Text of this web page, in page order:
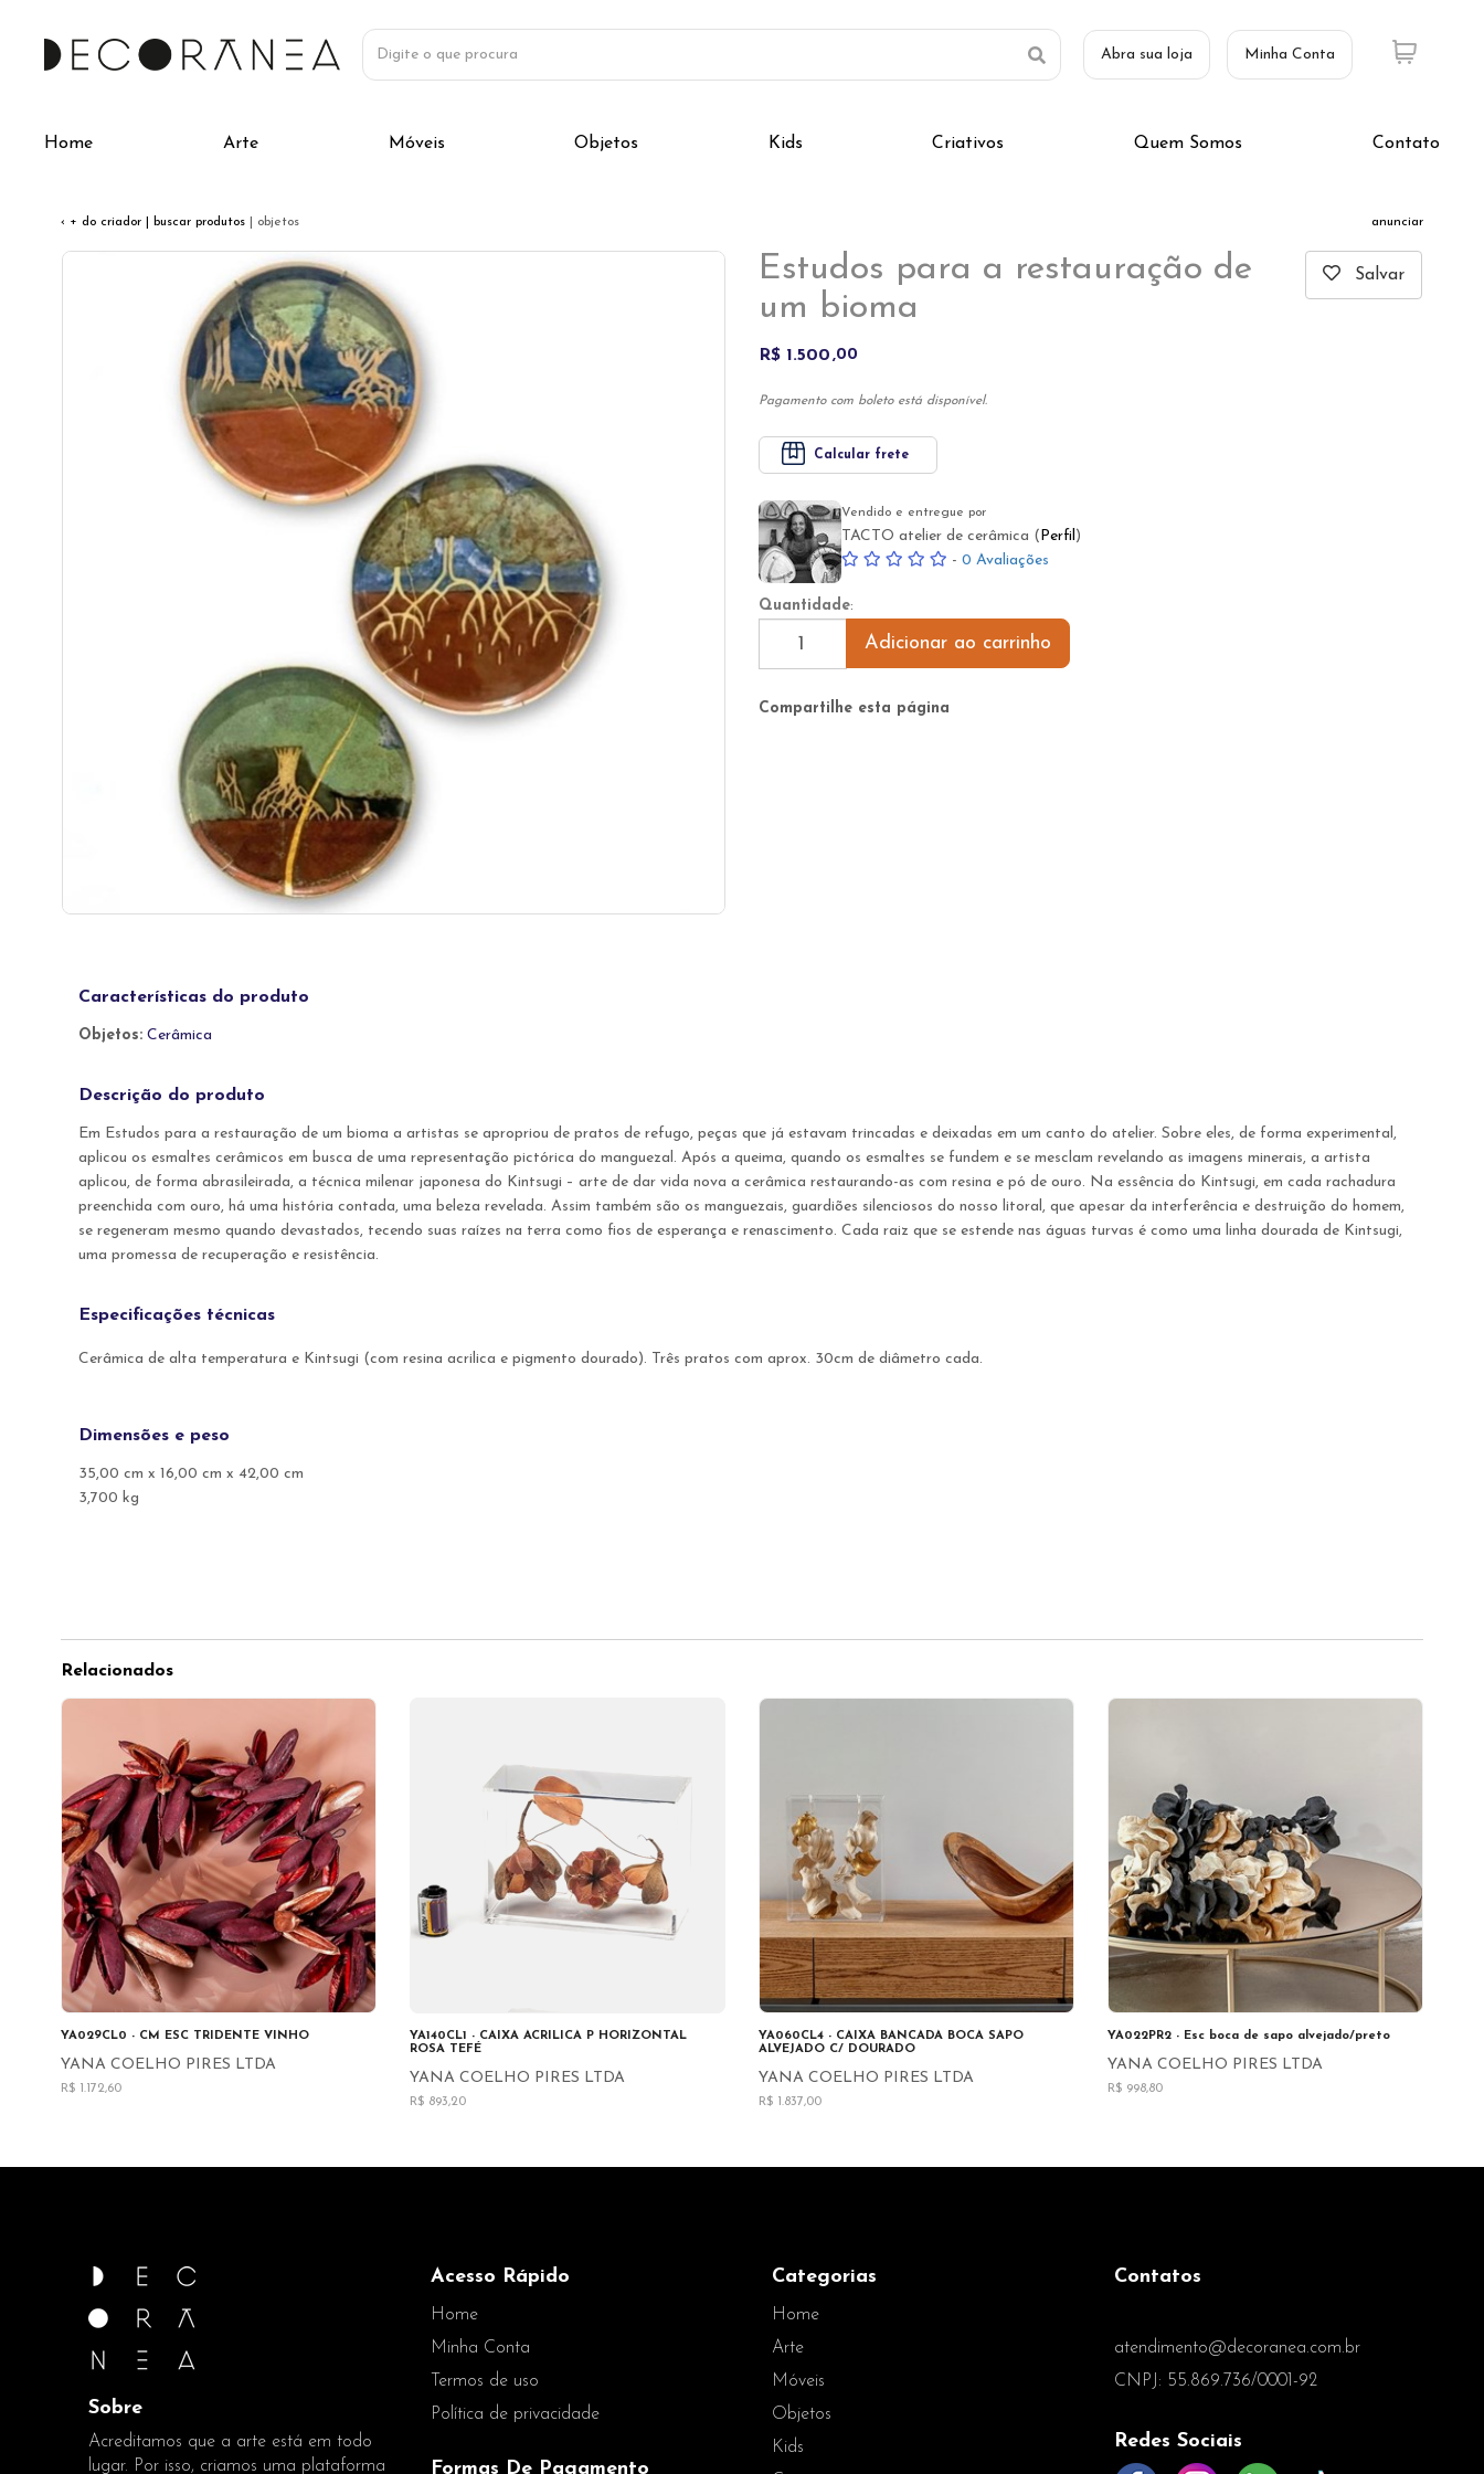
Abra sua loja Minha Conta
Home Arte Móveis Objetos Kids Criativos Quem Somos Contato
‹ + do criador | buscar produtos | objetos anunciar
Salvar
Estudos para a restauração de
um bioma
R$ 1.500 00
Pagamento com boleto está disponível.
Calcular frete
Vendido e entregue por
TACTO atelier de cerâmica (Perfil)
-0 Avaliações
Quantidade:
Adicionar ao carrinho
Compartilhe esta página
Características do produto
Objetos: Cerâmica
Descrição do produto
Em Estudos para a restauração de um bioma a artistas se apropriou de pratos de refugo, peças que já estavam trincadas e deixadas em um canto do atelier. Sobre eles, de forma experimental,
aplicou os esmaltes cerâmicos em busca de uma representação pictórica do manguezal. Após a queima, quando os esmaltes se fundem e se mesclam revelando as imagens minerais, a artista
aplicou, de forma abrasileirada, a técnica milenar japonesa do Kintsugi – arte de dar vida nova a cerâmica restaurando-as com resina e pó de ouro. Na essência do Kintsugi, em cada rachadura
preenchida com ouro, há uma história contada, uma beleza revelada. Assim também são os manguezais, guardiões silenciosos do nosso litoral, que apesar da interferência e destruição do homem,
se regeneram mesmo quando devastados, tecendo suas raízes na terra como fios de esperança e renascimento. Cada raiz que se estende nas águas turvas é como uma linha dourada de Kintsugi,
uma promessa de recuperação e resistência.
Especificações técnicas
Cerâmica de alta temperatura e Kintsugi (com resina acrilica e pigmento dourado). Três pratos com aprox. 30cm de diâmetro cada.
Dimensões e peso
35,00 cm x 16,00 cm x 42,00 cm
3,700 kg
Relacionados
YA029CL0 - CM ESC TRIDENTE VINHO
YANA COELHO PIRES LTDA
R$ 1.172,60
YA140CL1 - CAIXA ACRILICA P HORIZONTAL
ROSA TEFÉ
YANA COELHO PIRES LTDA
R$ 893,20
YA060CL4 - CAIXA BANCADA BOCA SAPO
ALVEJADO C/ DOURADO
YANA COELHO PIRES LTDA
R$ 1.837,00
YA022PR2 - Esc boca de sapo alvejado/preto
YANA COELHO PIRES LTDA
R$ 998,80
Sobre
Acreditamos que a arte está em todo
lugar. Por isso, criamos uma plataforma
Acesso Rápido
Home
Minha Conta
Termos de uso
Política de privacidade
Formas De Pagamento
Categorias
Home
Arte
Móveis
Objetos
Kids
Contatos
atendimento@decoranea.com.br
CNPJ: 55.869.736/0001-92
Redes Sociais